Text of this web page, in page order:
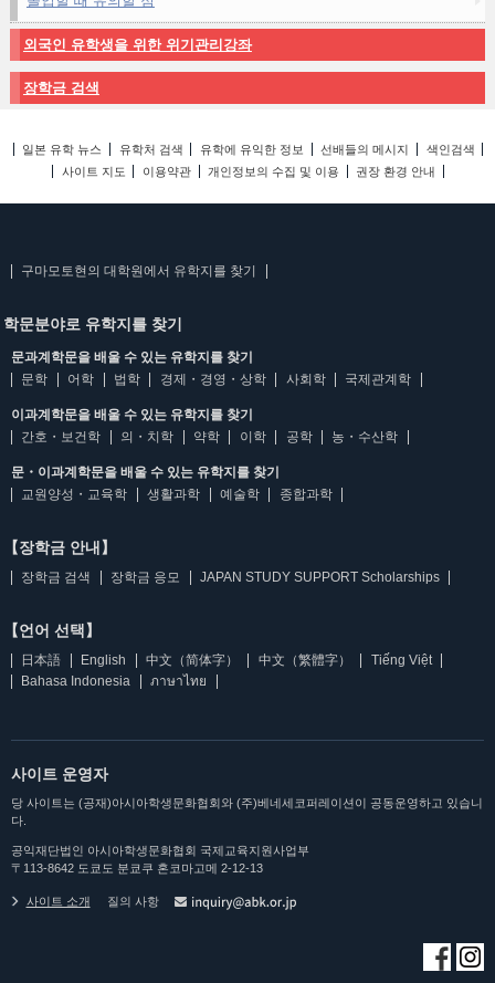
외국인 유학생을 위한 위기관리강좌
장학금 검색
일본 유학 뉴스 유학처 검색 유학에 유익한 정보 선배들의 메시지
색인검색
사이트 지도
이용약관 개인정보의 수집 및 이용 권장 환경 안내
구마모토현의 대학원에서 유학지를 찾기
학문분야로 유학지를 찾기
문과계학문을 배울 수 있는 유학지를 찾기
문학
어학 법학 경제・경영・상학 사회학 국제관계학
이과계학문을 배울 수 있는 유학지를 찾기
간호・보건학
의・치학 약학 이학 공학 농・수산학
문・이과계학문을 배울 수 있는 유학지를 찾기
교원양성・교육학
생활과학 예술학 종합과학
【장학금 안내】
장학금 검색 장학금 응모 JAPAN STUDY SUPPORT Scholarships
【언어 선택】
日本語 English 中文（简体字） 中文（繁體字）
Tiếng Việt
Bahasa Indonesia
ภาษาไทย
사이트 운영자
당 사이트는 (공재)아시아학생문화협회와 (주)베네세코퍼레이션이 공동운영하고 있습니
다.
공익재단법인 아시아학생문화협회 국제교육지원사업부
〒113-8642 도쿄도 분쿄쿠 혼코마고메 2-12-13
사이트 소개 질의 사항